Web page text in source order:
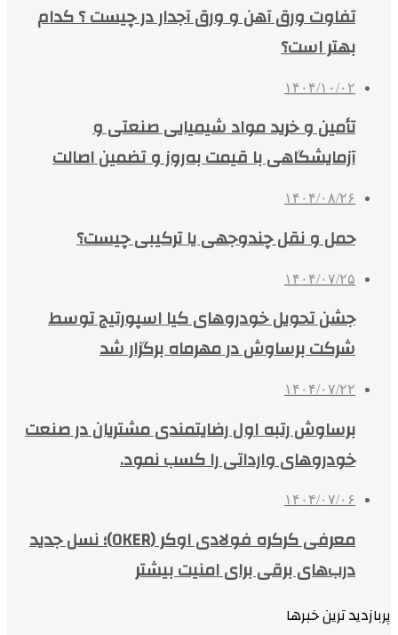
تفاوت ورق آهن و ورق آجدار در چیست ؟ کدام
بهتر است؟
۱۴۰۴/۱۰/۰۲
تأمین و خرید مواد شیمیایی صنعتی و
آزمایشگاهی با قیمت به‌روز و تضمین اصالت
۱۴۰۴/۰۸/۲۶
حمل و نقل چندوجهی یا ترکیبی چیست؟
۱۴۰۴/۰۷/۲۵
جشن تحویل خودروهای کیا اسپورتیج توسط
شرکت برساوش در مهرماه برگزار شد
۱۴۰۴/۰۷/۲۲
برساوش رتبه اول رضایتمندی مشتریان در صنعت
خودروهای وارداتی را کسب نمود.
۱۴۰۴/۰۷/۰۶
معرفی کرکره فولادی اوکر (OKER)؛ نسل جدید
درب‌های برقی برای امنیت بیشتر
پربازدید ترین خبرها